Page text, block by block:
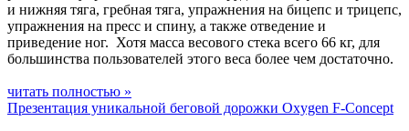
и нижняя тяга, гребная тяга, упражнения на бицепс и трицепс,
упражнения на пресс и спину, а также отведение и
приведение ног. Хотя масса весового стека всего 66 кг, для
большинства пользователей этого веса более чем достаточно.
читать полностью »
Презентация уникальной беговой дорожки Oxygen F-Concept